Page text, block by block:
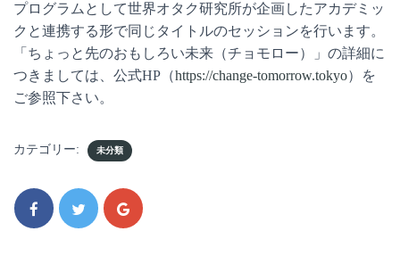
プログラムとして世界オタク研究所が企画したアカデミッ
クと連携する形で同じタイトルのセッションを行います。
「ちょっと先のおもしろい未来（チョモロー）」の詳細に
つきましては、公式HP（https://change-tomorrow.tokyo）を
ご参照下さい。
カテゴリー: 未分類